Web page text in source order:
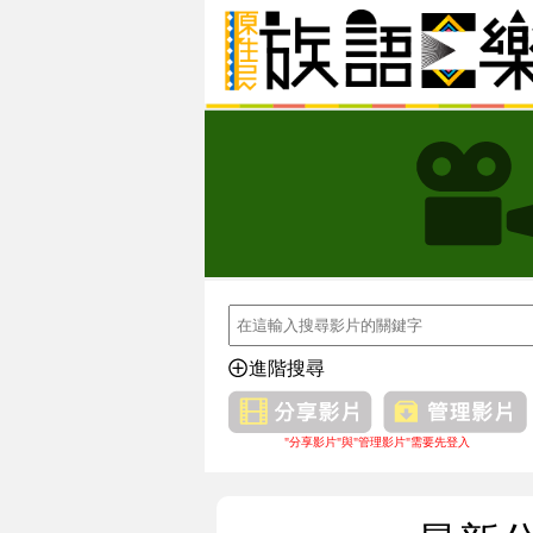
進階搜尋
"分享影片"與"管理影片"需要先登入